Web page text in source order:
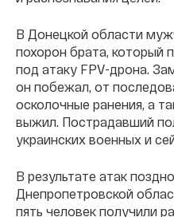
В Донецкой области
похорон брата, который
под атаку FPV-дрона.
он побежал, от
осколочные ранения, а
выжил. Пострадавший
украинских военных и
В результате атак
Днепропетровской
пять человек получили